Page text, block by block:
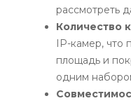
рассмотреть
Количество
IP-камер, что
площадь и
одним